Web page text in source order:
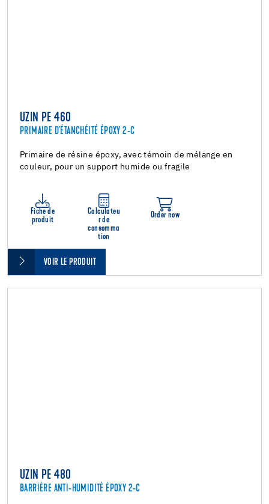
UZIN PE 460
PRIMAIRE D'ÉTANCHÉITÉ ÉPOXY 2-C
Primaire de résine époxy, avec témoin de mélange en
couleur, pour un support humide ou fragile
Fiche de
produit
Calculateu
r de
consomma
tion
Order now
VOIR LE PRODUIT
UZIN PE 480
BARRIÈRE ANTI-HUMIDITÉ ÉPOXY 2-C